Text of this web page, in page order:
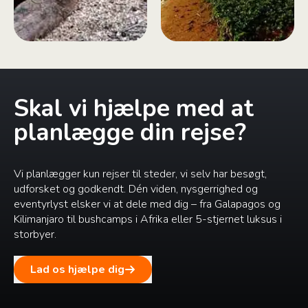
Skal vi hjælpe med at
planlægge din rejse?
Vi planlægger kun rejser til steder, vi selv har besøgt,
udforsket og godkendt. Dén viden, nysgerrighed og
eventyrlyst elsker vi at dele med dig – fra Galapagos og
Kilimanjaro til bushcamps i Afrika eller 5-stjernet luksus i
storbyer.
Lad os hjælpe dig